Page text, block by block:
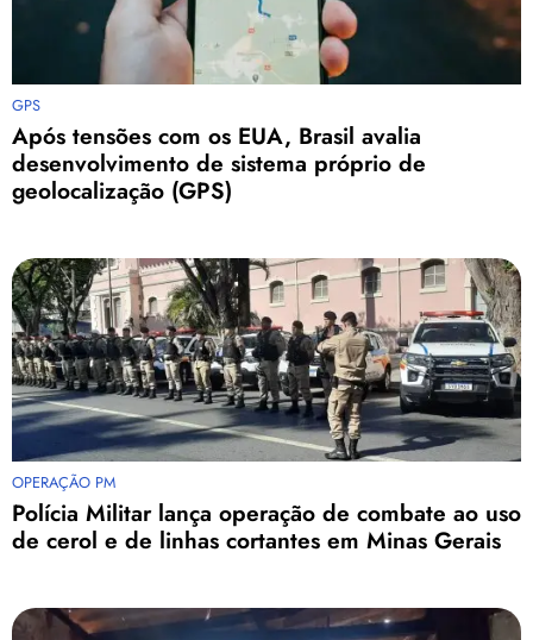
GPS
Após tensões com os EUA, Brasil avalia
desenvolvimento de sistema próprio de
geolocalização (GPS)
OPERAÇÃO PM
Polícia Militar lança operação de combate ao uso
de cerol e de linhas cortantes em Minas Gerais